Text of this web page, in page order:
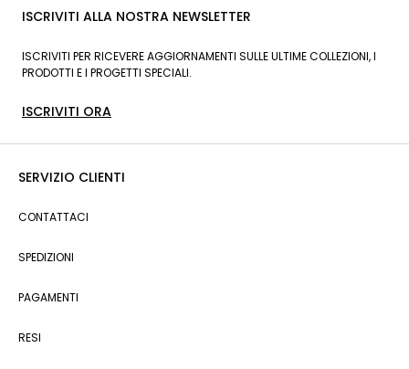
ISCRIVITI ALLA NOSTRA NEWSLETTER
ISCRIVITI PER RICEVERE AGGIORNAMENTI SULLE ULTIME COLLEZIONI, I
PRODOTTI E I PROGETTI SPECIALI.
ISCRIVITI ORA
SERVIZIO CLIENTI
CONTATTACI
SPEDIZIONI
PAGAMENTI
RESI